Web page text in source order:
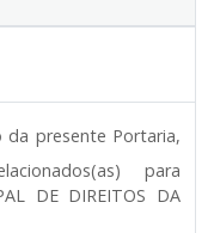
da presente Portaria,
para
DE DIREITOS DA